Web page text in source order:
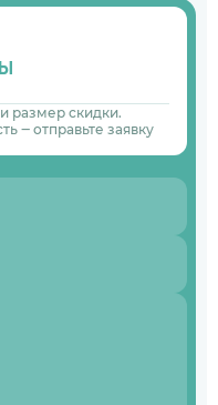
размер скидки.
‒ отправьте заявку